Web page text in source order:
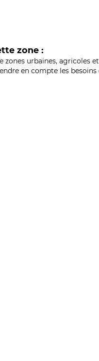
zone :
urbaines, agricoles
en compte les besoins